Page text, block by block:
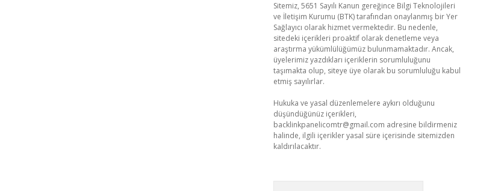
Sitemiz, 5651 Sayılı Kanun gereğince Bilgi Teknolojileri
ve İletişim Kurumu (BTK) tarafından onaylanmış bir Yer
Sağlayıcı olarak hizmet vermektedir. Bu nedenle,
sitedeki içerikleri proaktif olarak denetleme veya
araştırma yükümlülüğümüz bulunmamaktadır. Ancak,
üyelerimiz yazdıkları içeriklerin sorumluluğunu
taşımakta olup, siteye üye olarak bu sorumluluğu kabul
etmiş sayılırlar.
Hukuka ve yasal düzenlemelere aykırı olduğunu
düşündüğünüz içerikleri,
backlinkpanelicomtr@gmail.com adresine bildirmeniz
halinde, ilgili içerikler yasal süre içerisinde sitemizden
kaldırılacaktır.